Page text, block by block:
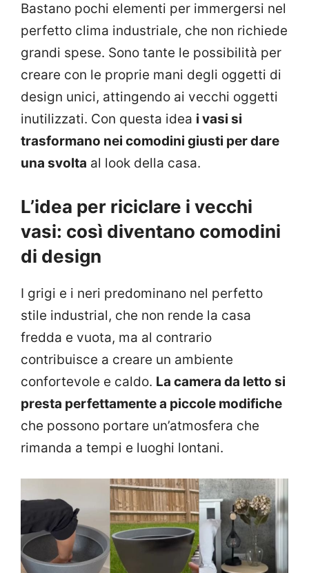
Bastano pochi elementi per immergersi nel
perfetto clima industriale, che non richiede
grandi spese. Sono tante le possibilità per
creare con le proprie mani degli oggetti di
design unici, attingendo ai vecchi oggetti
inutilizzati. Con questa idea i vasi si
trasformano nei comodini giusti per dare
una svolta al look della casa.
L’idea per riciclare i vecchi
vasi: così diventano comodini
di design
I grigi e i neri predominano nel perfetto
stile industrial, che non rende la casa
fredda e vuota, ma al contrario
contribuisce a creare un ambiente
confortevole e caldo. La camera da letto si
presta perfettamente a piccole modifiche
che possono portare un’atmosfera che
rimanda a tempi e luoghi lontani.